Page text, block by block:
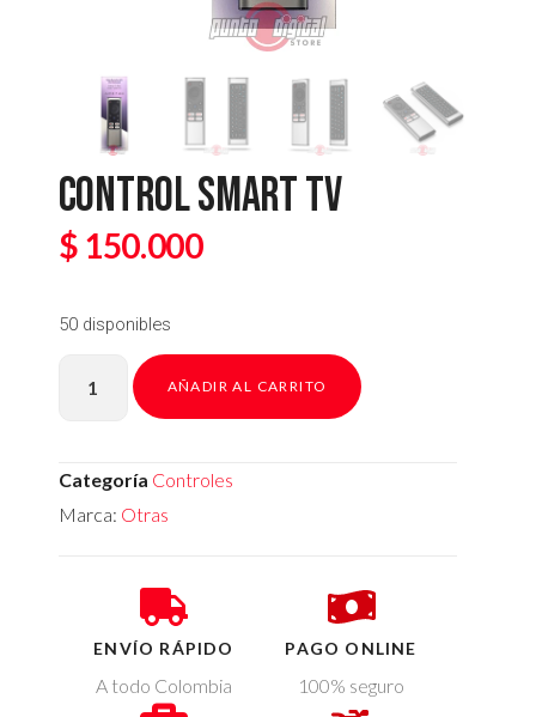
CONTROL SMART TV
$ 150.000
50 disponibles
AÑADIR AL CARRITO
Categoría Controles
Marca: Otras
ENVÍO RÁPIDO
A todo Colombia
PAGO ONLINE
100% seguro